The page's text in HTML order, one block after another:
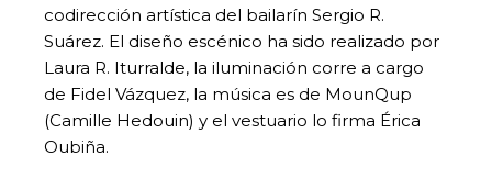
codirección artística del bailarín Sergio R.
Suárez. El diseño escénico ha sido realizado por
Laura R. Iturralde, la iluminación corre a cargo
de Fidel Vázquez, la música es de MounQup
(Camille Hedouin) y el vestuario lo firma Érica
Oubiña.